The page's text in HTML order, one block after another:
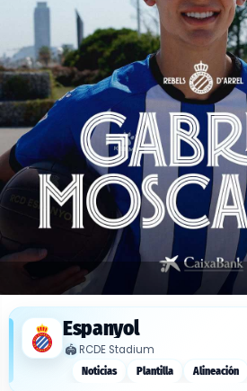
Espanyol
🏟️RCDE Stadium
Noticias Plantilla Alineación